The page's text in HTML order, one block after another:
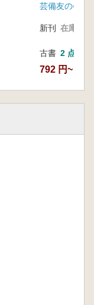
芸備友の会
新刊 在庫なし
古書 2 点
792 円~